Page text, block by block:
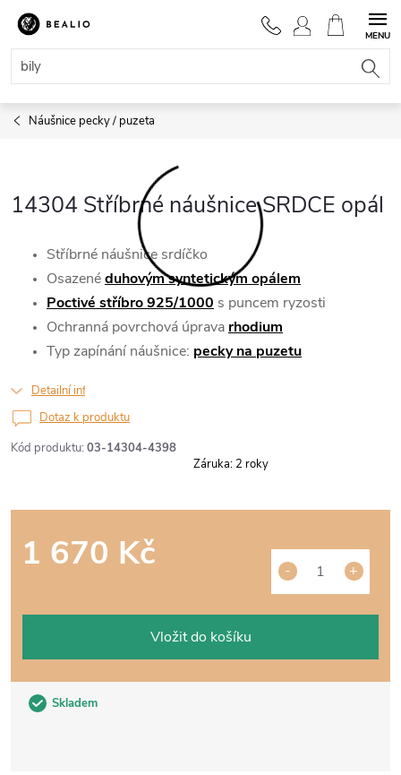
Přejít
obsah
NÁKUPNÍ
KOŠÍK
Náušnice pecky / puzeta
14304 Stříbrné náušnice SRDCE opál
Kód produktu: 03-14304-4398
Stříbrné náušnice srdíčko
Osazenéduhovým syntetickým opálem
Poctivé stříbro 925/1000 s puncem ryzosti
Ochranná povrchová úprava rhodium
Typ zapínání náušnice: pecky na puzetu
Detailní informace
Skladem
1 670 Kč
Vložit do košíku
Dotaz k produktu
Záruka: 2 roky